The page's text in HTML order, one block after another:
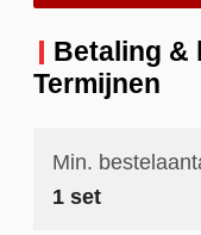
Betaling &
Termijnen
Min.
1 set